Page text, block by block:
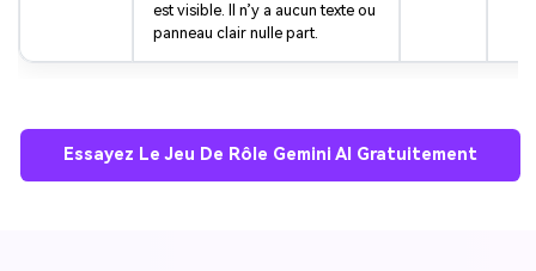
est visible. Il n’y a aucun texte ou
panneau clair nulle part.
Essayez Le Jeu De Rôle Gemini AI Gratuitement